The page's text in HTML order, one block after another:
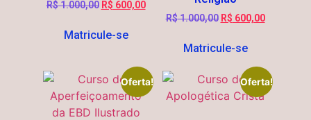
R$1.000,00 R$ 600,00
Matricule-se
R$1.000,00 R$ 600,00
Matricule-se
Oferta! Oferta!